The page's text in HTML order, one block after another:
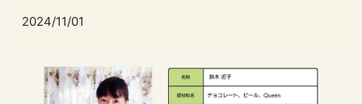
2024/11/01